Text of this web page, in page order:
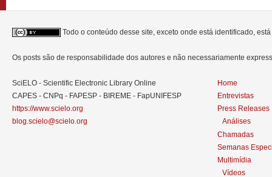
Todo o conteúdo desse site, exceto onde está identificado,
Os posts são de responsabilidade dos autores e não necessariamente
SciELO - Scientific Electronic Library Online
CAPES - CNPq - FAPESP - BIREME - FapUNIFESP
https://www.scielo.org
blog.scielo@scielo.org
Home
Entrevistas
Press Releases
Análises
Chamadas
Semanas
Multimídia
Vídeos